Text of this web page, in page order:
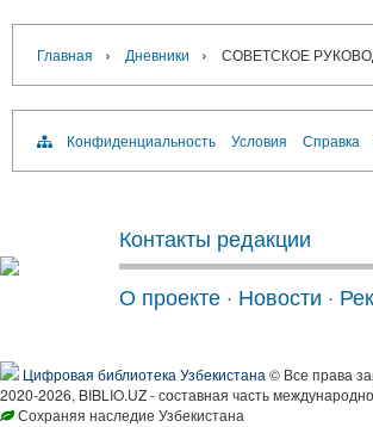
Главная › Дневники › СОВЕТСКОЕ
Конфиденциальность Условия Справка
Контакты редакции
О проекте · Новости ·
Цифровая библиотека Узбекистана © Все права
2020-2026, BIBLIO.UZ - составная часть
Сохраняя наследие Узбекистана